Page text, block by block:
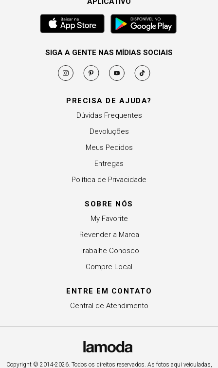
PRECISA DE AJUDA?
Dúvidas Frequentes
Devoluções
Meus Pedidos
Entregas
Política de Privacidade
SOBRE NÓS
My Favorite
Revender a Marca
Trabalhe Conosco
Compre Local
ENTRE EM CONTATO
Central de Atendimento
SIGA A GENTE NAS MÍDIAS SOCIAIS
Copyright © 2014-2026. Todos os direitos reservados. As fotos aqui veiculadas,